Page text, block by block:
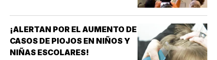
¡ALERTAN POR EL AUMENTO DE
CASOS DE PIOJOS EN NIÑOS Y
NIÑAS ESCOLARES!